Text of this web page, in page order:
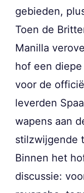
gebieden,
Toen de
Manilla
hof een
voor de
leverden
wapens aan
stilzwijgende
Binnen het
discussie: